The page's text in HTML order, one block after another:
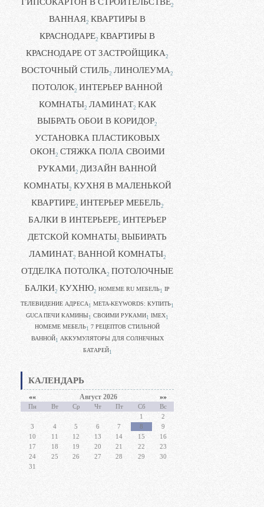
2
ВАННАЯ2 КВАРТИРЫ В
КРАСНОДАРЕ2 КВАРТИРЫ В
КРАСНОДАРЕ ОТ ЗАСТРОЙЩИКА2
ВОСТОЧНЫЙ СТИЛЬ2 ЛИНОЛЕУМА2
ПОТОЛОК2 ИНТЕРЬЕР ВАННОЙ
КОМНАТЫ2 ЛАМИНАТ2 КАК
ВЫБРАТЬ ОБОИ В КОРИДОР2
УСТАНОВКА ПЛАСТИКОВЫХ
ОКОН2 СТЯЖКА ПОЛА СВОИМИ
РУКАМИ2 ДИЗАЙН ВАННОЙ
КОМНАТЫ2 КУХНЯ В МАЛЕНЬКОЙ
КВАРТИРЕ2 ИНТЕРЬЕР МЕБЕЛЬ2
БАЛКИ В ИНТЕРЬЕРЕ2 ИНТЕРЬЕР
ДЕТСКОЙ КОМНАТЫ2 ВЫБИРАТЬ
ЛАМИНАТ2 ВАННОЙ КОМНАТЫ2
ОТДЕЛКА ПОТОЛКА2 ПОТОЛОЧНЫЕ
БАЛКИ2 КУХНЮ2 HOMEME RU МЕБЕЛЬ1 IP
ТЕЛЕВИДЕНИЕ АДРЕСА 1 META-KEYWORDS: КУПИТЬ1
GUCA ПЕЧИ КАМИНЫ1 CВОИМИ РУКАМИ1 IMEX1
HOMEME МЕБЕЛЬ1 7 РЕЦЕПТОВ СТИЛЬНОЙ
ВАННОЙ1 АККУМУЛЯТОРЫ ДЛЯ СОЛНЕЧНЫХ
БАТАРЕЙ1
КАЛЕНДАРЬ
«« Август 2026 »»
Пн Вт Ср Чт Пт Сб
Вс
1
2
3
4 5 6 7 8
9
10
11 12 13 14 15
16
17
18 19 20 21 22
23
24
25 26 27 28 29
30
31